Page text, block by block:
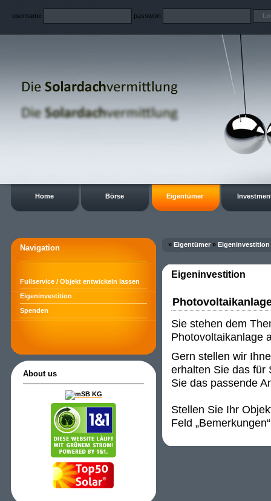
username passwort
Home Börse Eigentümer
Navigation
Fullservice / Objekt entwickeln lassen
Eigeninvestition
Spenden
About us
» Eigentümer » Eigeninvestition
Eigeninvestition
Sie stehen dem
Photovoltaikanlage
Gern stellen wir
erhalten Sie das für
Sie das passende
Stellen Sie Ihr
Feld